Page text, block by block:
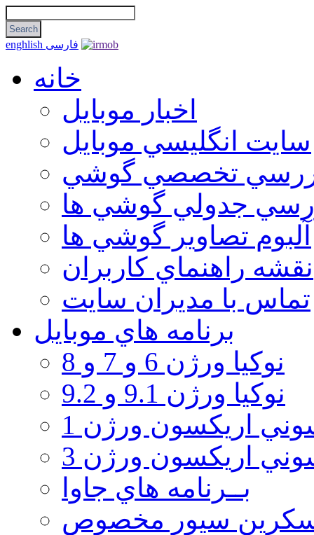
enghlish فارسی
خانه
اخبار موبایل
سايت انگليسي موبايل
تخصصي گوشي
جدولي گوشي ها
آلبوم تصاوير گوشي ها
نقشه راهنماي كاربران
تماس با مديران سايت
برنامه هاي موبايل
نوکیا ورژن 6 و 7 و 8
نوکیا ورژن 9.1 و 9.2
اريكسون ورژن 1
اريكسون ورژن 3
بــرنامه هاي جاوا
سيور مخصوص